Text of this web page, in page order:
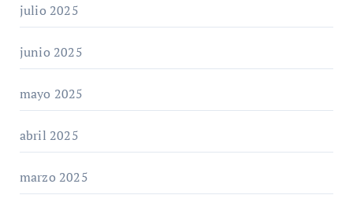
julio 2025
junio 2025
mayo 2025
abril 2025
marzo 2025